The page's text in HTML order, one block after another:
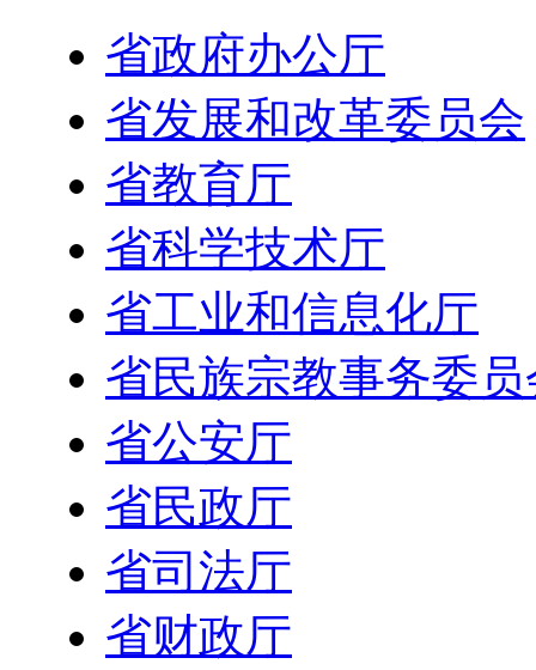
省政府办公厅
省发展和改革委员会
省教育厅
省科学技术厅
省工业和信息化厅
省民族宗教事务委员
省公安厅
省民政厅
省司法厅
省财政厅